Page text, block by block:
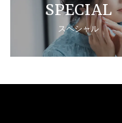
SPECIAL
スペシャル